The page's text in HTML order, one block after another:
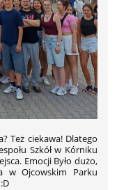
Też ciekawa! Dlatego
Szkół w Kórniku
Emocji Było dużo,
w Ojcowskim Parku